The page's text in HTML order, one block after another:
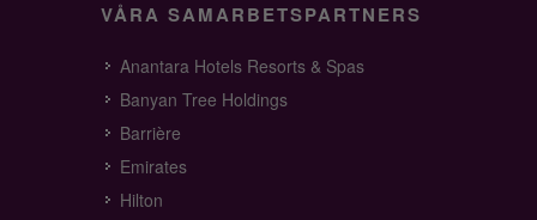
VÅRA SAMARBETSPARTNERS
Anantara Hotels Resorts & Spas
Banyan Tree Holdings
Barrière
Emirates
Hilton